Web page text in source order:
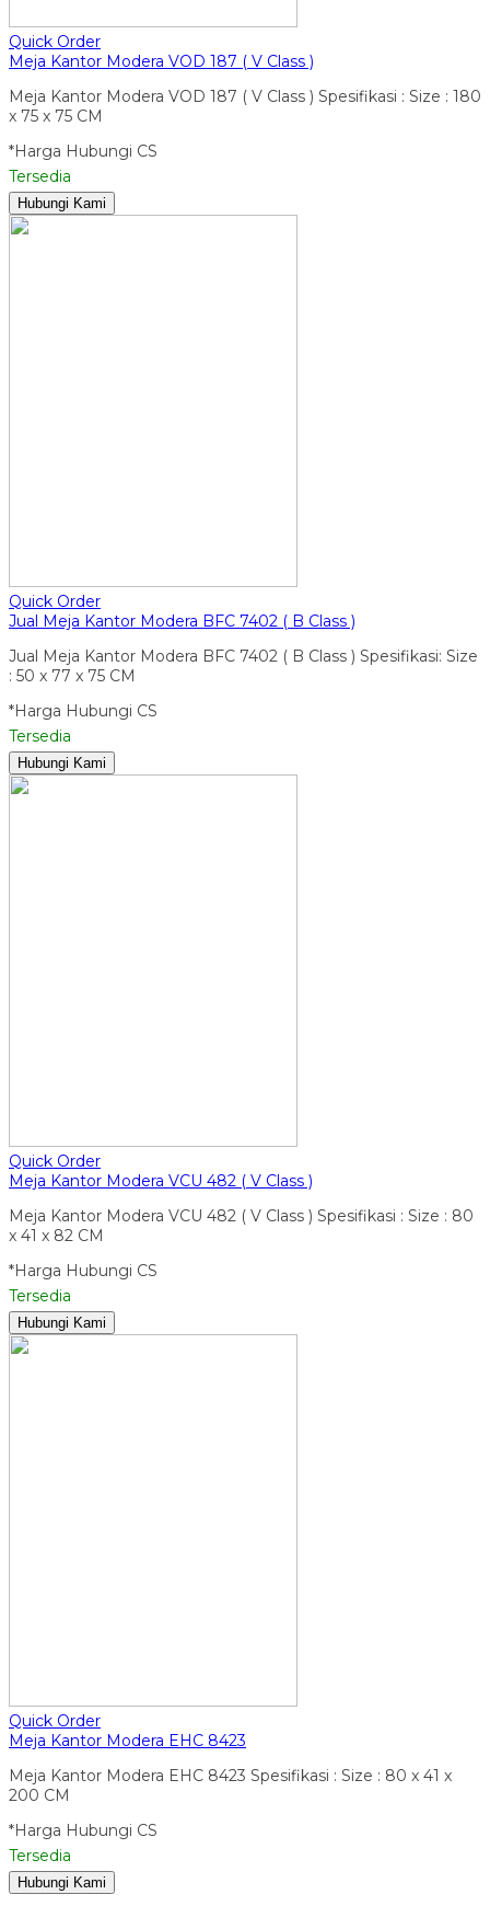
Quick Order
Meja Kantor Modera VOD 187 ( V Class )
Meja Kantor Modera VOD 187 ( V Class ) Spesifikasi : Size : 180
x 75 x 75 CM
*Harga Hubungi CS
Tersedia
Hubungi Kami
Quick Order
Jual Meja Kantor Modera BFC 7402 ( B Class )
Jual Meja Kantor Modera BFC 7402 ( B Class ) Spesifikasi: Size
: 50 x 77 x 75 CM
*Harga Hubungi CS
Tersedia
Hubungi Kami
Quick Order
Meja Kantor Modera VCU 482 ( V Class )
Meja Kantor Modera VCU 482 ( V Class ) Spesifikasi : Size : 80
x 41 x 82 CM
*Harga Hubungi CS
Tersedia
Hubungi Kami
Quick Order
Meja Kantor Modera EHC 8423
Meja Kantor Modera EHC 8423 Spesifikasi : Size : 80 x 41 x
200 CM
*Harga Hubungi CS
Tersedia
Hubungi Kami